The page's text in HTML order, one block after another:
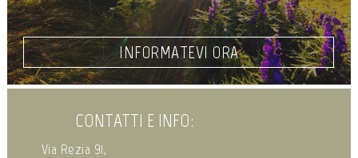
INFORMATEVI ORA
CONTATTI E INFO:
Via Rezia 91,